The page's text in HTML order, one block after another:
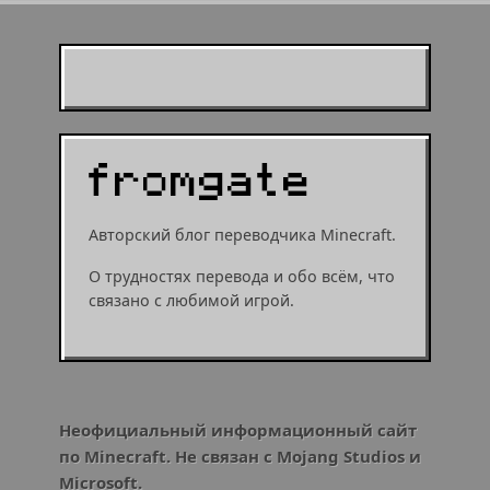
Авторский блог переводчика Minecraft.
О трудностях перевода и обо всём, что
связано с любимой игрой.
муушрумом или мушрумом
Неофициальный информационный сайт
по Minecraft. Не связан с Mojang Studios и
Microsoft.